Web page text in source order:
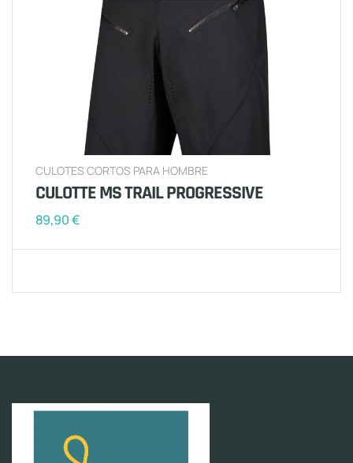
CULOTES CORTOS PARA HOMBRE
CULOTTE MS TRAIL PROGRESSIVE
89,90€